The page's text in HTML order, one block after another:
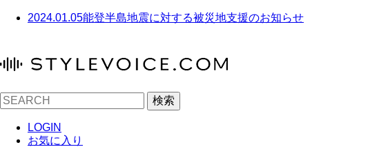
2024.01.05能登半島地震に対する被災地支援のお知らせ
検索
LOGIN
お気に入り